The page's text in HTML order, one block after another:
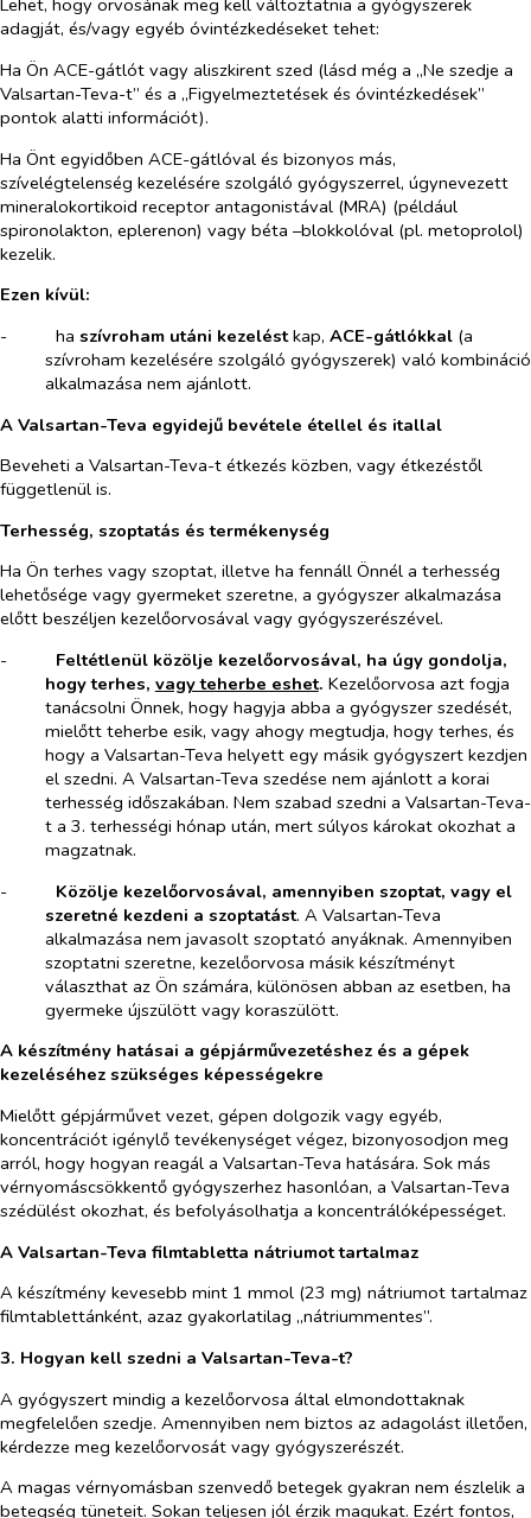
Lehet, hogy orvosának meg kell változtatnia a gyógyszerek
adagját, és/vagy egyéb óvintézkedéseket tehet:
Ha Ön ACE-gátlót vagy aliszkirent szed (lásd még a „Ne szedje a
Valsartan-Teva-t” és a „Figyelmeztetések és óvintézkedések”
pontok alatti információt).
Ha Önt egyidőben ACE-gátlóval és bizonyos más,
szívelégtelenség kezelésére szolgáló gyógyszerrel, úgynevezett
mineralokortikoid receptor antagonistával (MRA) (például
spironolakton, eplerenon) vagy béta –blokkolóval (pl. metoprolol)
kezelik.
Ezen kívül:
-​
ha szívroham utáni kezeléstkap, ACE-gátlókkal (a
szívroham kezelésére szolgáló gyógyszerek) való kombináció
alkalmazása nem ajánlott.
A Valsartan-Teva egyidejű bevétele étellel és itallal
Beveheti a Valsartan-Teva-t étkezés közben, vagy étkezéstől
függetlenül is.
Terhesség, szoptatás és termékenység
Ha Ön terhes vagy szoptat, illetve ha fennáll Önnél a terhesség
lehetősége vagy gyermeket szeretne, a gyógyszer alkalmazása
előtt beszéljen kezelőorvosával vagy gyógyszerészével.
-​
Feltétlenül közölje kezelőorvosával, ha úgy gondolja,
hogy terhes, vagy teherbe eshet. Kezelőorvosa azt fogja
tanácsolni Önnek, hogy hagyja abba a gyógyszer szedését,
mielőtt teherbe esik, vagy ahogy megtudja, hogy terhes, és
hogy a Valsartan-Teva helyett egy másik gyógyszert kezdjen
el szedni. A Valsartan-Teva szedése nem ajánlott a korai
terhesség időszakában. Nem szabad szedni a Valsartan-Teva-
t a 3. terhességi hónap után, mert súlyos károkat okozhat a
magzatnak.
-​
Közölje kezelőorvosával, amennyiben szoptat, vagy el
szeretné kezdeni a szoptatást. A Valsartan‑Teva
alkalmazása nem javasolt szoptató anyáknak. Amennyiben
szoptatni szeretne, kezelőorvosa másik készítményt
választhat az Ön számára, különösen abban az esetben, ha
gyermeke újszülött vagy koraszülött.
A készítmény hatásai a gépjárművezetéshez és a gépek
kezeléséhez szükséges képességekre
Mielőtt gépjárművet vezet, gépen dolgozik vagy egyéb,
koncentrációt igénylő tevékenységet végez, bizonyosodjon meg
arról, hogy hogyan reagál a Valsartan-Teva hatására. Sok más
vérnyomáscsökkentő gyógyszerhez hasonlóan, a Valsartan-Teva
szédülést okozhat, és befolyásolhatja a koncentrálóképességet.
A Valsartan-Teva filmtabletta nátriumot tartalmaz
A készítmény kevesebb mint 1 mmol (23 mg) nátriumot tartalmaz
filmtablettánként, azaz gyakorlatilag „nátriummentes”.
3. Hogyan kell szedni a Valsartan-Teva-t?
A gyógyszert mindig a kezelőorvosa által elmondottaknak
megfelelően szedje. Amennyiben nem biztos az adagolást illetően,
kérdezze meg kezelőorvosát vagy gyógyszerészét.
A magas vérnyomásban szenvedő betegek gyakran nem észlelik a
betegség tüneteit. Sokan teljesen jól érzik magukat. Ezért fontos,